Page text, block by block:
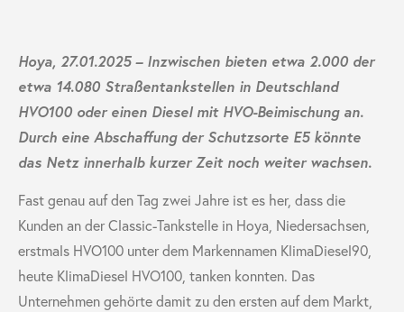
Hoya, 27.01.2025 – Inzwischen bieten etwa 2.000 der
etwa 14.080 Straßentankstellen in Deutschland
HVO100 oder einen Diesel mit HVO-Beimischung an.
Durch eine Abschaffung der Schutzsorte E5 könnte
das Netz innerhalb kurzer Zeit noch weiter wachsen.
Fast genau auf den Tag zwei Jahre ist es her, dass die
Kunden an der Classic-Tankstelle in Hoya, Niedersachsen,
erstmals HVO100 unter dem Markennamen KlimaDiesel90,
heute KlimaDiesel HVO100, tanken konnten. Das
Unternehmen gehörte damit zu den ersten auf dem Markt,